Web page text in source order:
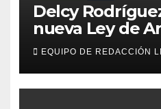
Delcy
nueva Ley de
para atender a
damnificadas
EQUIPO DE REDACCIÓN